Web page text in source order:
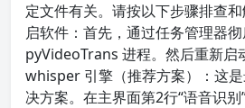
定文件有关。请按以下步骤排查
启软件：首先，通过任务管理器
pyVideoTrans 进程。然后重新
whisper 引擎（推荐方案）：这
决方案。在主界面第2行“语音识